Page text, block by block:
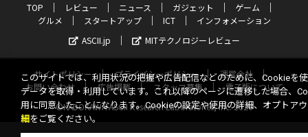
TOP レビュー ニュース ガジェット
ゲーム
グルメ
スタートアップ ICT
インフォメーション
ASCII.jp
MITテクノロジーレビュー
サイトポリシー プライバシーポリシー
運営会社
お問い合わせ
広告掲載 スタッフ募集
電子版について
©KADOKAWA ASCII Research Laboratories, Inc. 2026
このサイトでは、利用状況の把握や広告配信などのために、Cookieを
データを取得・利用しています。これ以降のページに遷移した場合、
用に同意したことになります。Cookieの設定や使用の詳細、オプトア
細 をご覧ください。